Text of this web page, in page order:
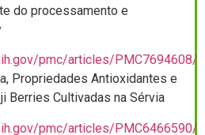
do processamento e
pmc/articles/PMC7694608/
Propriedades Antioxidantes e
Berries Cultivadas na Sérvia
pmc/articles/PMC6466590/